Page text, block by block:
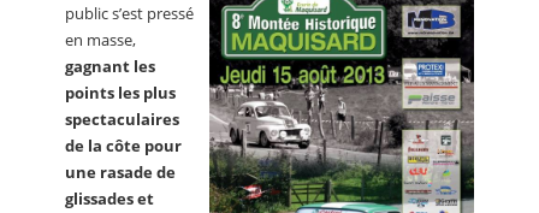
public s’est pressé
en masse,
gagnant les
points les plus
spectaculaires
de la côte pour
une rasade de
glissades et